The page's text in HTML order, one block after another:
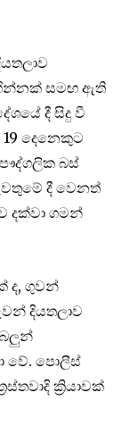
සමඟ ඇති
දී සිදු වී
දෙනෙකුට
බස්
දී වෙනත්
දක්වා ගමන්
ද, ගුවන්
දියතලාව
වේ. පොලීස්
ක්‍රියාවක්